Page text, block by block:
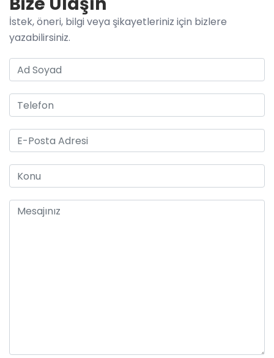
İstek, öneri, bilgi veya şikayetleriniz için bizlere
yazabilirsiniz.